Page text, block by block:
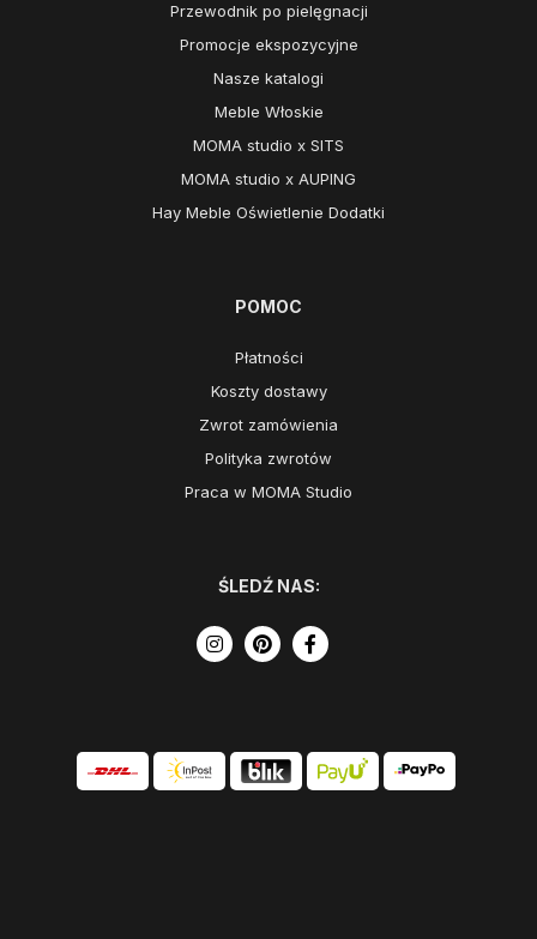
Przewodnik po pielęgnacji
Promocje ekspozycyjne
Nasze katalogi
Meble Włoskie
MOMA studio x SITS
MOMA studio x AUPING
Hay Meble Oświetlenie Dodatki
POMOC
Płatności
Koszty dostawy
Zwrot zamówienia
Polityka zwrotów
Praca w MOMA Studio
ŚLEDŹ NAS: